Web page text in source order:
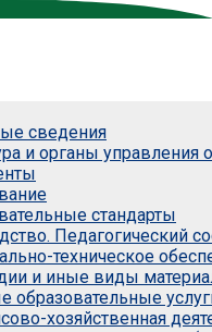
сведения
и органы управления
стандарты
Педагогический
техническое
и иные виды
образовательные
хозяйственная